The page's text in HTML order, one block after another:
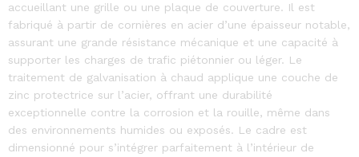
accueillant une grille ou une plaque de couverture. Il est
fabriqué à partir de cornières en acier d’une épaisseur notable,
assurant une grande résistance mécanique et une capacité à
supporter les charges de trafic piétonnier ou léger. Le
traitement de galvanisation à chaud applique une couche de
zinc protectrice sur l’acier, offrant une durabilité
exceptionnelle contre la corrosion et la rouille, même dans
des environnements humides ou exposés. Le cadre est
dimensionné pour s’intégrer parfaitement à l’intérieur de